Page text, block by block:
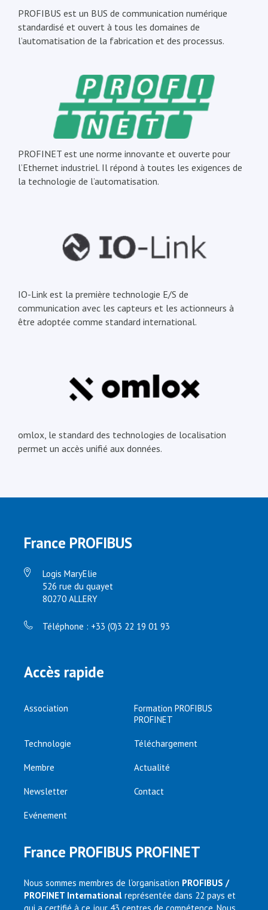
PROFIBUS est un BUS de communication numérique
standardisé et ouvert à tous les domaines de
l’automatisation de la fabrication et des processus.
PROFINET est une norme innovante et ouverte pour
l’Ethernet industriel. Il répond à toutes les exigences de
la technologie de l’automatisation.
IO-Link est la première technologie E/S de
communication avec les capteurs et les actionneurs à
être adoptée comme standard international.
omlox, le standard des technologies de localisation
permet un accès unifié aux données.
France PROFIBUS
Logis MaryElie
526 rue du quayet
80270 ALLERY
Téléphone : +33 (0)3 22 19 01 93
Accès rapide
Association
Formation PROFIBUS
PROFINET
Technologie Téléchargement
Membre Actualité
Newsletter Contact
Evénement
France PROFIBUS PROFINET
Nous sommes membres de l’organisation PROFIBUS /
PROFINET International représentée dans 22 pays et